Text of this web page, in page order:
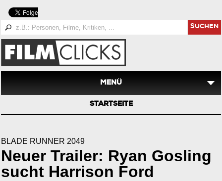
SUCHEN
MENÜ
STARTSEITE
BLADE RUNNER 2049
Neuer Trailer: Ryan Gosling
sucht Harrison Ford